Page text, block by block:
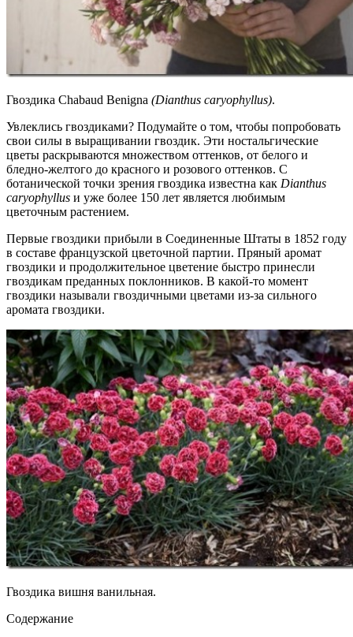
Гвоздика Chabaud Benigna (Dianthus caryophyllus).
Увлеклись гвоздиками? Подумайте о том, чтобы попробовать
свои силы в выращивании гвоздик. Эти ностальгические
цветы раскрываются множеством оттенков, от белого и
бледно-желтого до красного и розового оттенков. С
ботанической точки зрения гвоздика известна как Dianthus
caryophyllus и уже более 150 лет является любимым
цветочным растением.
Первые гвоздики прибыли в Соединенные Штаты в 1852 году
в составе французской цветочной партии. Пряный аромат
гвоздики и продолжительное цветение быстро принесли
гвоздикам преданных поклонников. В какой-то момент
гвоздики называли гвоздичными цветами из-за сильного
аромата гвоздики.
Гвоздика вишня ванильная.
Содержание